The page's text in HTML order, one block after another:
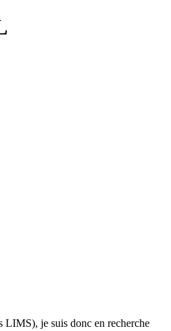
LIMS), je suis donc en recherche